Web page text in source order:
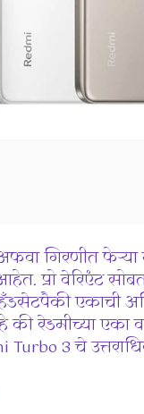
गिरणीत
प्रो वेरिएंट
एकाची
रेडमीच्या एका
3 चे